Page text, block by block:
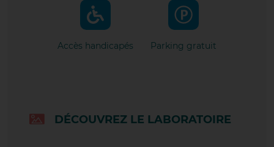
SAINT-PÉRAY
SAINT RAMBERT D'ALBON
SAINT-CHAMOND
Accès handicapés Parking gratuit
DÉCOUVREZ LE LABORATOIRE